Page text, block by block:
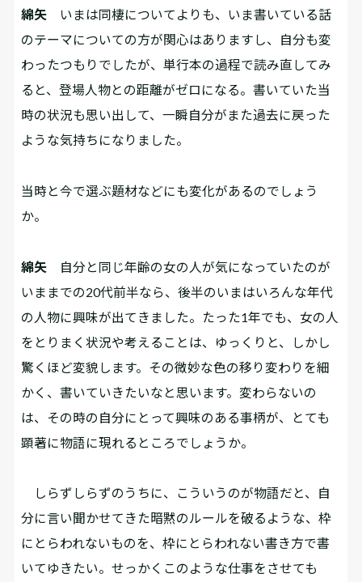
綿矢 いまは同棲についてよりも、いま書いている話
のテーマについての方が関心はありますし、自分も変
わったつもりでしたが、単行本の過程で読み直してみ
ると、登場人物との距離がゼロになる。書いていた当
時の状況も思い出して、一瞬自分がまた過去に戻った
ような気持ちになりました。
――当時と今で選ぶ題材などにも変化があるのでしょう
か。
綿矢 自分と同じ年齢の女の人が気になっていたのが
いままでの20代前半なら、後半のいまはいろんな年代
の人物に興味が出てきました。たった1年でも、女の人
をとりまく状況や考えることは、ゆっくりと、しかし
驚くほど変貌します。その微妙な色の移り変わりを細
かく、書いていきたいなと思います。変わらないの
は、その時の自分にとって興味のある事柄が、とても
顕著に物語に現れるところでしょうか。
しらずしらずのうちに、こういうのが物語だと、自
分に言い聞かせてきた暗黙のルールを破るような、枠
にとらわれないものを、枠にとらわれない書き方で書
いてゆきたい。せっかくこのような仕事をさせても